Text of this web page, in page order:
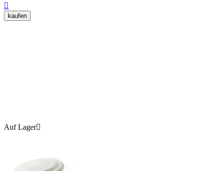

kaufen
Auf Lager